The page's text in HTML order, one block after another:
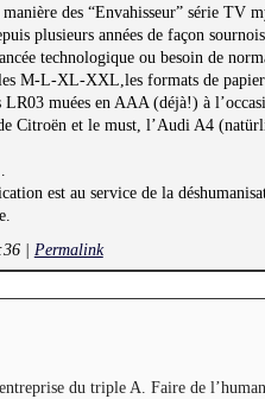
des “Envahisseur” série TV
plusieurs années de façon
technologique ou besoin de
M-L-XL-XXL,les formats de papier
muées en AAA (déjà!) à
Citroën et le must, l’Audi A4
est au service de la
| Permalink
du triple A. Faire de